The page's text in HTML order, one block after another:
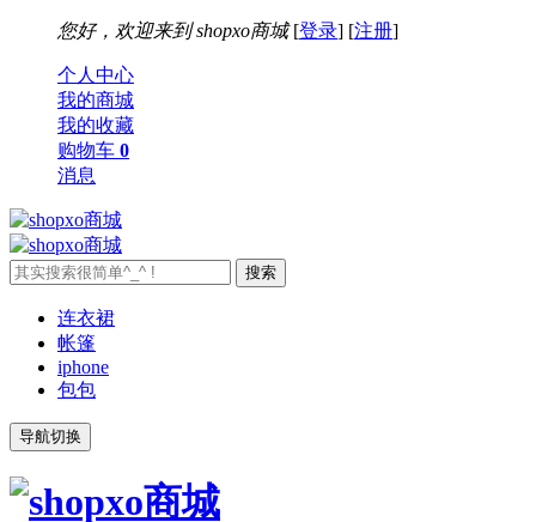
您好，欢迎来到 shopxo商城[登录] [注册]
个人中心
我的商城
我的收藏
购物车 0
消息
连衣裙
帐篷
iphone
包包
导航切换